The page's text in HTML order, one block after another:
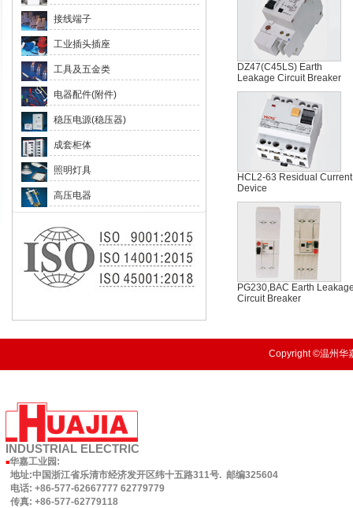
接线端子
工业插头插座
工具及五金类
电器配件(附件)
稳压电源(稳压器)
成套柜体
照明灯具
高压电器
DZ47(C45LS) Earth
Leakage Circuit Breaker
HCL2-63 Residual Current
Device
PG230,BAC Earth
Circuit Breaker
Copyright ©温州华
INDUSTRIAL ELECTRIC
■华嘉工业园 :
地址:中国浙江省乐清市经济发开区纬十五路311号. 邮编325604
电话: +86-577-62667777 62779779
传真: +86-577-62779118